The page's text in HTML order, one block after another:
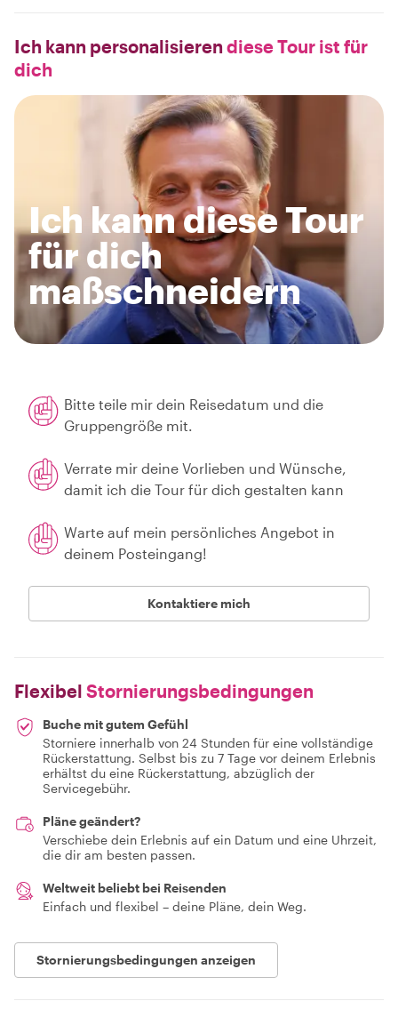
Ich kann personalisieren diese Tour ist für
dich
Ich kann diese Tour
für dich
maßschneidern
Bitte teile mir dein Reisedatum und die
Gruppengröße mit.
Verrate mir deine Vorlieben und Wünsche,
damit ich die Tour für dich gestalten kann
Warte auf mein persönliches Angebot in
deinem Posteingang!
Kontaktiere mich
Flexibel Stornierungsbedingungen
Buche mit gutem Gefühl
Storniere innerhalb von 24 Stunden für eine vollständige
Rückerstattung. Selbst bis zu 7 Tage vor deinem Erlebnis
erhältst du eine Rückerstattung, abzüglich der
Servicegebühr.
Pläne geändert?
Verschiebe dein Erlebnis auf ein Datum und eine Uhrzeit,
die dir am besten passen.
Weltweit beliebt bei Reisenden
Einfach und flexibel – deine Pläne, dein Weg.
Stornierungsbedingungen anzeigen